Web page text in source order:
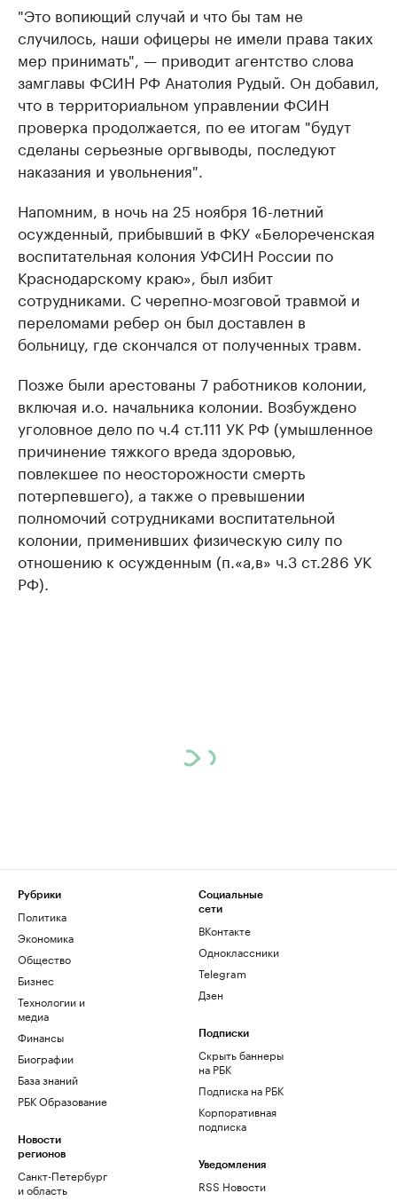
"Это вопиющий случай и что бы там не
случилось, наши офицеры не имели права таких
мер принимать", — приводит агентство слова
замглавы ФСИН РФ Анатолия Рудый. Он добавил,
что в территориальном управлении ФСИН
проверка продолжается, по ее итогам "будут
сделаны серьезные оргвыводы, последуют
наказания и увольнения".
Напомним, в ночь на 25 ноября 16-летний
осужденный, прибывший в ФКУ «Белореченская
воспитательная колония УФСИН России по
Краснодарскому краю», был избит
сотрудниками. С черепно-мозговой травмой и
переломами ребер он был доставлен в
больницу, где скончался от полученных травм.
Позже были арестованы 7 работников колонии,
включая и.о. начальника колонии. Возбуждено
уголовное дело по ч.4 ст.111 УК РФ (умышленное
причинение тяжкого вреда здоровью,
повлекшее по неосторожности смерть
потерпевшего), а также о превышении
полномочий сотрудниками воспитательной
колонии, применивших физическую силу по
отношению к осужденным (п.«а,в» ч.3 ст.286 УК
РФ).
Рубрики
Политика
Экономика
Общество
Бизнес
Технологии и
медиа
Финансы
Биографии
База знаний
РБК Образование
Новости
регионов
Санкт-Петербург
и область
Социальные
сети
ВКонтакте
Одноклассники
Telegram
Дзен
Подписки
Скрыть баннеры
на РБК
Подписка на РБК
Корпоративная
подписка
Уведомления
RSS Новости